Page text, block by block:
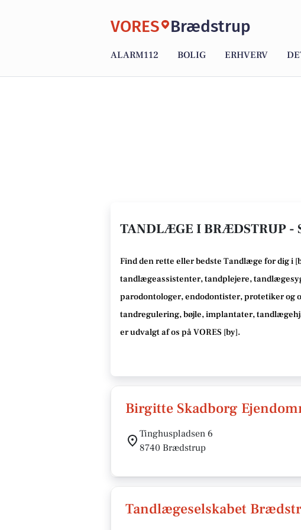
VORES Brædstrup
ALARM112 BOLIG ERHVERV
TANDLÆGE I BRÆDSTRUP -
Find den rette eller bedste Tandlæge for dig i [
tandlægeassistenter, tandplejere,
parodontologer, endodontister, protetiker og
tandregulering, bøjle, implantater,
er udvalgt af os på VORES [by].
Birgitte Skadborg
Tinghuspladsen 6
8740 Brædstrup
Tandlægeselskabet